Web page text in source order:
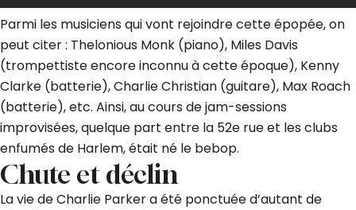
Parmi les musiciens qui vont rejoindre cette épopée, on
peut citer : Thelonious Monk (piano), Miles Davis
(trompettiste encore inconnu à cette époque), Kenny
Clarke (batterie), Charlie Christian (guitare), Max Roach
(batterie), etc. Ainsi, au cours de jam-sessions
improvisées, quelque part entre la 52e rue et les clubs
enfumés de Harlem, était né le bebop.
Chute et déclin
La vie de Charlie Parker a été ponctuée d’autant de